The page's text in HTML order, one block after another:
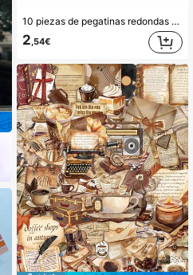
10 piezas de pegatinas redondas de 10 colores, pegatinas adhesivas de puntos redondos, suministros de scrapbooking, papelería, pegatinas divertidas, suministros escolares para Kindle
2,54€